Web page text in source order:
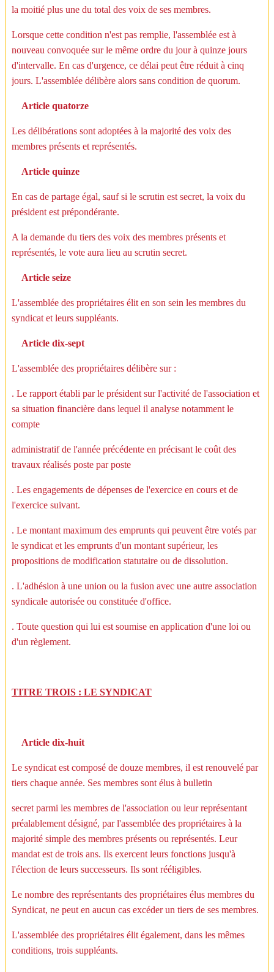
la moitié plus une du total des voix de ses membres.
Lorsque cette condition n'est pas remplie, l'assemblée est à
nouveau convoquée sur le même ordre du jour à quinze jours
d'intervalle. En cas d'urgence, ce délai peut être réduit à cinq
jours. L'assemblée délibère alors sans condition de quorum.
Article quatorze
Les délibérations sont adoptées à la majorité des voix des
membres présents et représentés.
Article quinze
En cas de partage égal, sauf si le scrutin est secret, la voix du
président est prépondérante.
A la demande du tiers des voix des membres présents et
représentés, le vote aura lieu au scrutin secret.
Article seize
L'assemblée des propriétaires élit en son sein les membres du
syndicat et leurs suppléants.
Article dix-sept
L'assemblée des propriétaires délibère sur :
. Le rapport établi par le président sur l'activité de l'association et
sa situation financière dans lequel il analyse notamment le
compte
administratif de l'année précédente en précisant le coût des
travaux réalisés poste par poste
. Les engagements de dépenses de l'exercice en cours et de
l'exercice suivant.
. Le montant maximum des emprunts qui peuvent être votés par
le syndicat et les emprunts d'un montant supérieur, les
propositions de modification statutaire ou de dissolution.
. L'adhésion à une union ou la fusion avec une autre association
syndicale autorisée ou constituée d'office.
. Toute question qui lui est soumise en application d'une loi ou
d'un règlement.
TITRE TROIS : LE SYNDICAT
Article dix-huit
Le syndicat est composé de douze membres, il est renouvelé par
tiers chaque année. Ses membres sont élus à bulletin
secret parmi les membres de l'association ou leur représentant
préalablement désigné, par l'assemblée des propriétaires à la
majorité simple des membres présents ou représentés. Leur
mandat est de trois ans. Ils exercent leurs fonctions jusqu'à
l'élection de leurs successeurs. Ils sont rééligibles.
Le nombre des représentants des propriétaires élus membres du
Syndicat, ne peut en aucun cas excéder un tiers de ses membres.
L'assemblée des propriétaires élit également, dans les mêmes
conditions, trois suppléants.